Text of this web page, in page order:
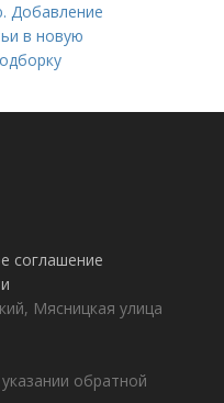
Добавление
в новую
соглашение
Мясницкая улица
обратной